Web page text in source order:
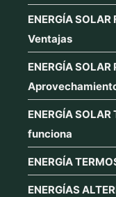
ENERGÍA
Ventajas
ENERGÍA
ENERGÍA
funciona
ENERGÍA
ENERGÍAS